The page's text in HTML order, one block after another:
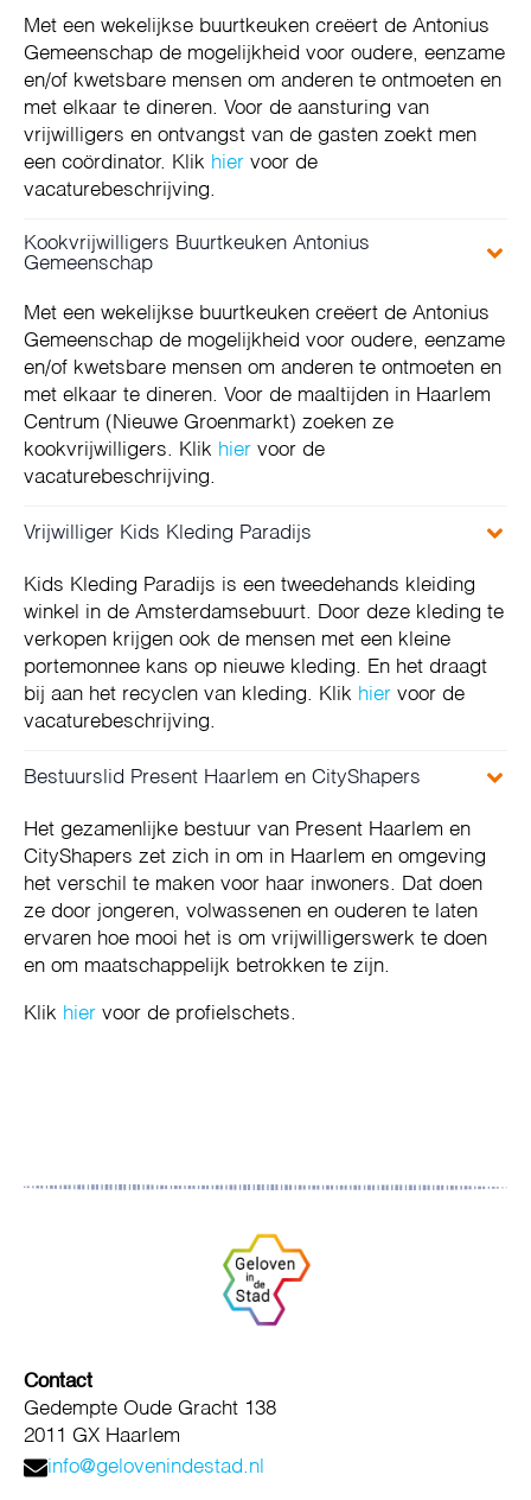
Met een wekelijkse buurtkeuken creëert de Antonius
Gemeenschap de mogelijkheid voor oudere, eenzame
en/of kwetsbare mensen om anderen te ontmoeten en
met elkaar te dineren. Voor de aansturing van
vrijwilligers en ontvangst van de gasten zoekt men
een coördinator. Klik hier voor de
vacaturebeschrijving.
Kookvrijwilligers Buurtkeuken Antonius
Gemeenschap
Met een wekelijkse buurtkeuken creëert de Antonius
Gemeenschap de mogelijkheid voor oudere, eenzame
en/of kwetsbare mensen om anderen te ontmoeten en
met elkaar te dineren. Voor de maaltijden in Haarlem
Centrum (Nieuwe Groenmarkt) zoeken ze
kookvrijwilligers. Klik hier voor de
vacaturebeschrijving.
Vrijwilliger Kids Kleding Paradijs
Kids Kleding Paradijs is een tweedehands kleiding
winkel in de Amsterdamsebuurt. Door deze kleding te
verkopen krijgen ook de mensen met een kleine
portemonnee kans op nieuwe kleding. En het draagt
bij aan het recyclen van kleding. Klik hier voor de
vacaturebeschrijving.
Bestuurslid Present Haarlem en CityShapers
Het gezamenlijke bestuur van Present Haarlem en
CityShapers zet zich in om in Haarlem en omgeving
het verschil te maken voor haar inwoners. Dat doen
ze door jongeren, volwassenen en ouderen te laten
ervaren hoe mooi het is om vrijwilligerswerk te doen
en om maatschappelijk betrokken te zijn.
Klik hier voor de profielschets.
Contact
Gedempte Oude Gracht 138
2011 GX Haarlem
info@gelovenindestad.nl